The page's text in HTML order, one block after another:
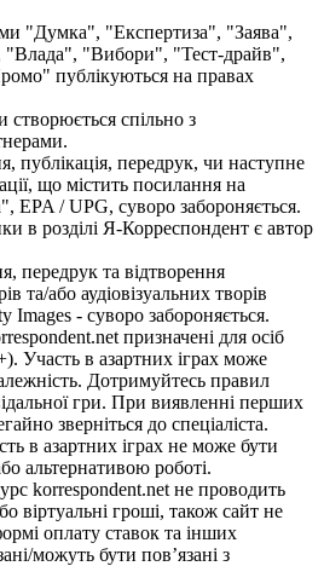
"Думка", "Експертиза", "Заява",
"Влада", "Вибори", "Тест-драйв",
публікуються на правах
створюється спільно з
публікація, передрук, чи наступне
що містить посилання на
EPA / UPG, суворо забороняється.
в розділі Я-Корреспондент є автор
передрук та відтворення
та/або аудіовізуальних творів
Images - суворо забороняється.
призначені для осіб
Участь в азартних іграх може
Дотримуйтесь правил
гри. При виявленні перших
зверніться до спеціаліста.
в азартних іграх не може бути
альтернативою роботі.
korrespondent.net не проводить
віртуальні гроші, також сайт не
оплату ставок та інших
можуть бути пов’язані з